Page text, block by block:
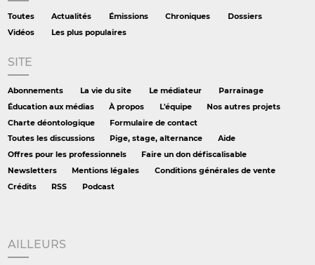
Toutes Actualités Émissions Chroniques
Dossiers
Vidéos
Les plus populaires
SITE
Abonnements La vie du site Le médiateur
Parrainage
Éducation aux médias
À propos L'équipe
Nos autres projets
Charte déontologique
Formulaire de contact
Toutes les discussions
Pige, stage, alternance
Aide
Offres pour les professionnels
Faire un don défiscalisable
Newsletters
Mentions légales
Conditions générales de vente
Crédits
RSS Podcast
AILLEURS